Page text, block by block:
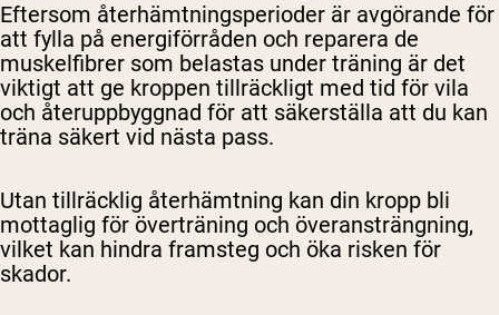
Eftersom återhämtningsperioder är avgörande för
att fylla på energiförråden och reparera de
muskelfibrer som belastas under träning är det
viktigt att ge kroppen tillräckligt med tid för vila
och återuppbyggnad för att säkerställa att du kan
träna säkert vid nästa pass.
Utan tillräcklig återhämtning kan din kropp bli
mottaglig för överträning och överansträngning,
vilket kan hindra framsteg och öka risken för
skador.